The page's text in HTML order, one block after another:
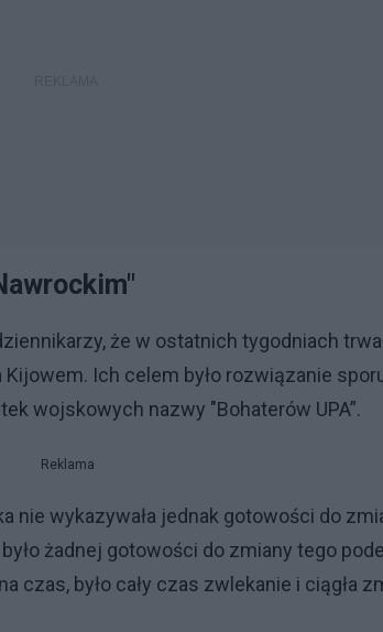
że w ostatnich tygodniach
Ich celem było rozwiązanie
wojskowych nazwy "Bohaterów UPA”.
Reklama
nie wykazywała jednak gotowości do
żadnej gotowości do zmiany tego
czas, było cały czas zwlekanie i ciągła